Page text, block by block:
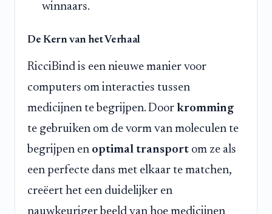
winnaars.
De Kern van het Verhaal
RicciBind is een nieuwe manier voor
computers om interacties tussen
medicijnen te begrijpen. Door kromming
te gebruiken om de vorm van moleculen te
begrijpen en optimal transport om ze als
een perfecte dans met elkaar te matchen,
creëert het een duidelijker en